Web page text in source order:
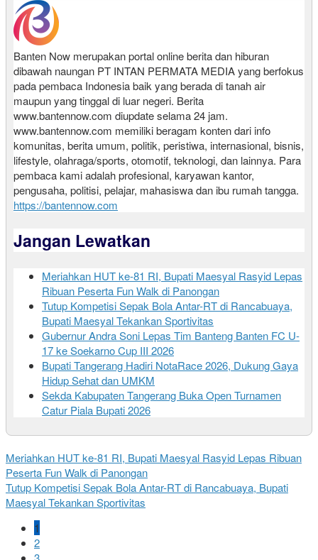
Banten Now merupakan portal online berita dan hiburan
dibawah naungan PT INTAN PERMATA MEDIA yang berfokus
pada pembaca Indonesia baik yang berada di tanah air
maupun yang tinggal di luar negeri. Berita
www.bantennow.com diupdate selama 24 jam.
www.bantennow.com memiliki beragam konten dari info
komunitas, berita umum, politik, peristiwa, internasional, bisnis,
lifestyle, olahraga/sports, otomotif, teknologi, dan lainnya. Para
pembaca kami adalah profesional, karyawan kantor,
pengusaha, politisi, pelajar, mahasiswa dan ibu rumah tangga.
https://bantennow.com
Jangan Lewatkan
Meriahkan HUT ke-81 RI, Bupati Maesyal Rasyid Lepas
Ribuan Peserta Fun Walk di Panongan
Tutup Kompetisi Sepak Bola Antar-RT di Rancabuaya,
Bupati Maesyal Tekankan Sportivitas
Gubernur Andra Soni Lepas Tim Banteng Banten FC U-
17 ke Soekarno Cup III 2026
Bupati Tangerang Hadiri NotaRace 2026, Dukung Gaya
Hidup Sehat dan UMKM
Sekda Kabupaten Tangerang Buka Open Turnamen
Catur Piala Bupati 2026
Meriahkan HUT ke-81 RI, Bupati Maesyal Rasyid Lepas Ribuan
Peserta Fun Walk di Panongan
Tutup Kompetisi Sepak Bola Antar-RT di Rancabuaya, Bupati
Maesyal Tekankan Sportivitas
1
2